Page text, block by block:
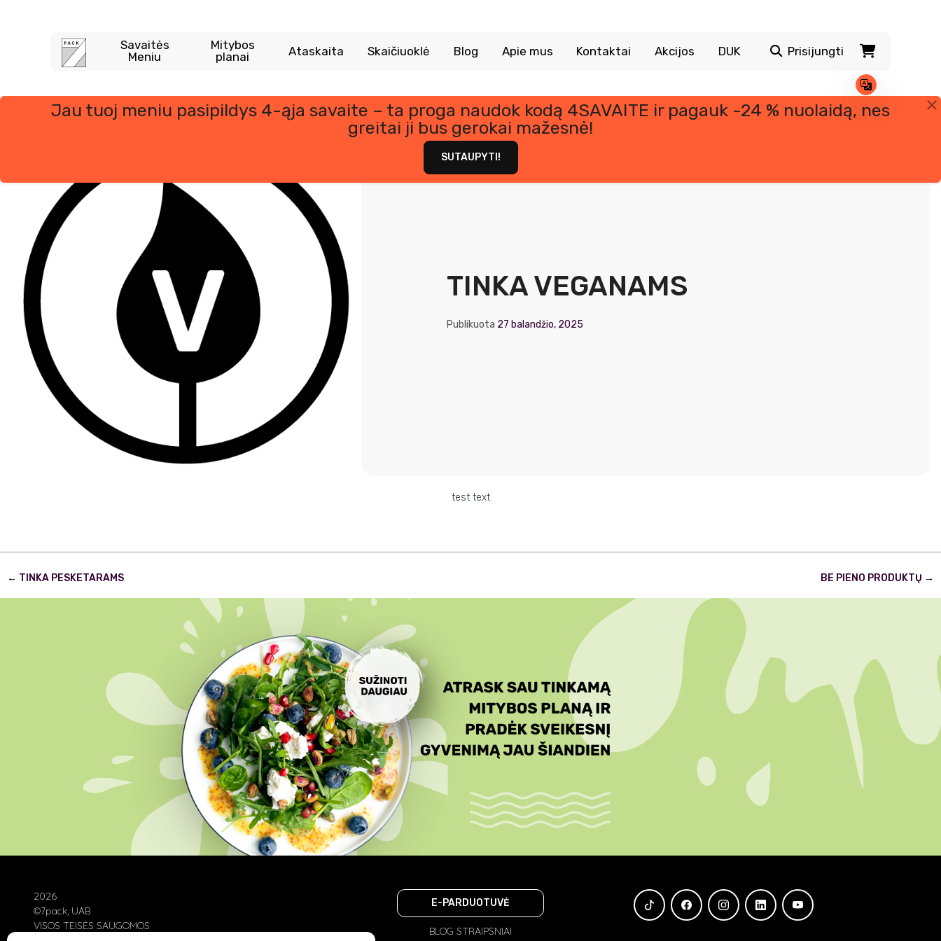
Savaitės
Meniu
Mitybos
planai
Ataskaita Skaičiuoklė Blog Apie mus Kontaktai Akcijos DUK Prisijungti
Jau tuoj meniu pasipildys 4-ąja savaite – ta proga naudok kodą 4SAVAITE ir pagauk -24 % nuolaidą, nes
greitai ji bus gerokai mažesnė!
SUTAUPYTI!
TINKA VEGANAMS
Publikuota 27 balandžio, 2025
test text
Post
BE PIENO PRODUKTŲ →
← TINKA PESKETARAMS
2026
©7pack, UAB
VISOS TEISĖS SAUGOMOS
E-PARDUOTUVĖ
BLOG STRAIPSNIAI